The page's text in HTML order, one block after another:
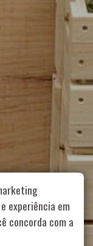
– SP | 55 11
experiência em
concorda com a